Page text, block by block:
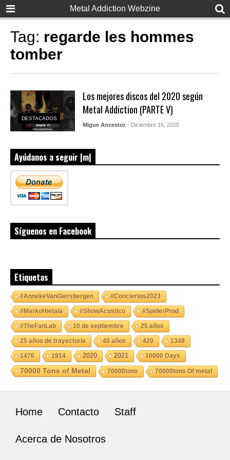
Metal Addiction Webzine
Tag: regarde les hommes
tomber
DESTACADOS
Los mejores discos del 2020 según
Metal Addiction (PARTE V)
Migue Ancestor - Diciembre 16, 2020
Ayúdanos a seguir |m|
Síguenos en Facebook
Etiquetas
#AnnekeVanGiersbergen #Conciertos2023
#MarkoHietala #ShowAcustico #SpiderProd
#TheFanLab 10 de septiembre 25 años
25 años de trayectoria 40 años 420 1349
1476 1914 2020 2021 10000 Days
70000 Tons of Metal 70000tons 70000tons Of metal
Home Contacto Staff
Acerca de Nosotros